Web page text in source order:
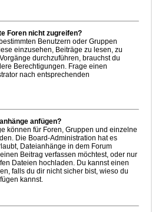
Foren nicht zugreifen?
Benutzern oder Gruppen
einzusehen, Beiträge zu lesen, zu
durchzuführen, brauchst du
Berechtigungen. Frage einen
nach entsprechenden
anfügen?
können für Foren, Gruppen und einzelne
Die Board-Administration hat es
Dateianhänge in dem Forum
Beitrag verfassen möchtest, oder nur
Dateien hochladen. Du kannst einen
falls du dir nicht sicher bist, wieso du
kannst.